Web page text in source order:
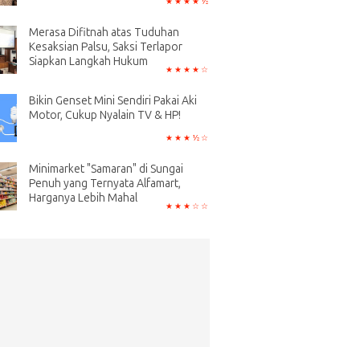
Merasa Difitnah atas Tuduhan
Kesaksian Palsu, Saksi Terlapor
Siapkan Langkah Hukum
Bikin Genset Mini Sendiri Pakai Aki
Motor, Cukup Nyalain TV & HP!
Minimarket "Samaran" di Sungai
Penuh yang Ternyata Alfamart,
Harganya Lebih Mahal